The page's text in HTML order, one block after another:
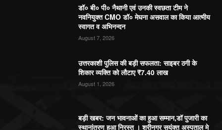
डॉ० बी० पी० नैथानी एवं उनकी स्वछता टीम ने
नवनियुक्त CMO डॉ० मेघना असवाल का किया आत्मीय
स्वागत व अभिनन्दन
August 7, 2026
उत्तरकाशी पुलिस की बड़ी सफलता: साइबर ठगी के
शिकार व्यक्ति को लौटाए ₹7.40 लाख
August 1, 2026
बड़ी खबर: जन भावनाओं का हुआ सम्मान,डॉ पुजारी का
स्थानांतरण हुआ निरस्त । श्रीनगर सयुंक्त अस्पताल मे